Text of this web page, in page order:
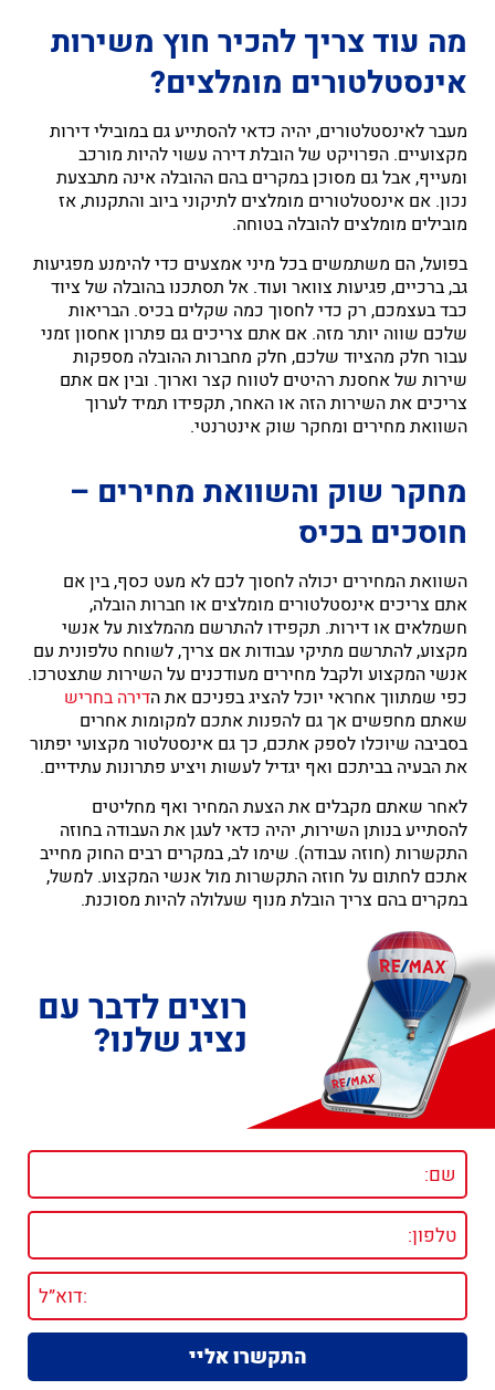
מה עוד צריך להכיר חוץ משירות
אינסטלטורים מומלצים?
מעבר לאינסטלטורים, יהיה כדאי להסתייע גם במובילי דירות
מקצועיים. הפרויקט של הובלת דירה עשוי להיות מורכב
ומעייף, אבל גם מסוכן במקרים בהם ההובלה אינה מתבצעת
נכון. אם אינסטלטורים מומלצים לתיקוני ביוב והתקנות, אז
מובילים מומלצים להובלה בטוחה.
בפועל, הם משתמשים בכל מיני אמצעים כדי להימנע מפגיעות
גב, ברכיים, פגיעות צוואר ועוד. אל תסתכנו בהובלה של ציוד
כבד בעצמכם, רק כדי לחסוך כמה שקלים בכיס. הבריאות
שלכם שווה יותר מזה. אם אתם צריכים גם פתרון אחסון זמני
עבור חלק מהציוד שלכם, חלק מחברות ההובלה מספקות
שירות של אחסנת רהיטים לטווח קצר וארוך. ובין אם אתם
צריכים את השירות הזה או האחר, תקפידו תמיד לערוך
השוואת מחירים ומחקר שוק אינטרנטי.
מחקר שוק והשוואת מחירים –
חוסכים בכיס
השוואת המחירים יכולה לחסוך לכם לא מעט כסף, בין אם
אתם צריכים אינסטלטורים מומלצים או חברות הובלה,
חשמלאים או דירות. תקפידו להתרשם מהמלצות על אנשי
מקצוע, להתרשם מתיקי עבודות אם צריך, לשוחח טלפונית עם
אנשי המקצוע ולקבל מחירים מעודכנים על השירות שתצטרכו.
כפי שמתווך אחראי יוכל להציג בפניכם את הדירה בחריש
שאתם מחפשים אך גם להפנות אתכם למקומות אחרים
בסביבה שיוכלו לספק אתכם, כך גם אינסטלטור מקצועי יפתור
את הבעיה בביתכם ואף יגדיל לעשות ויציע פתרונות עתידיים.
לאחר שאתם מקבלים את הצעת המחיר ואף מחליטים
להסתייע בנותן השירות, יהיה כדאי לעגן את העבודה בחוזה
התקשרות (חוזה עבודה). שימו לב, במקרים רבים החוק מחייב
אתכם לחתום על חוזה התקשרות מול אנשי המקצוע. למשל,
במקרים בהם צריך הובלת מנוף שעלולה להיות מסוכנת.
רוצים לדבר עם
נציג שלנו?